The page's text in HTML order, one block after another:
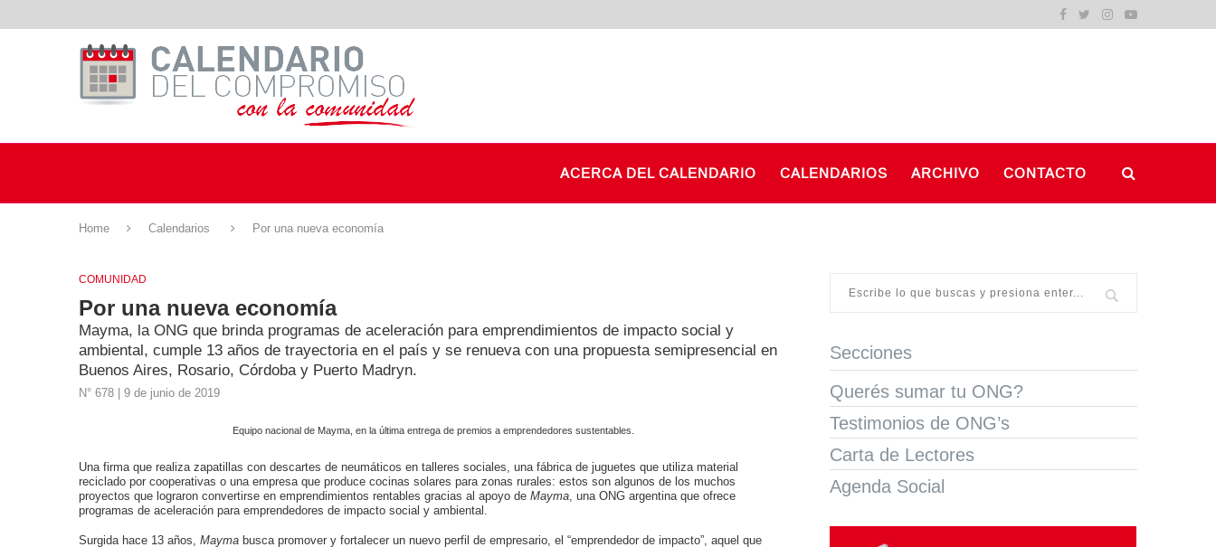
ACERCA DEL CALENDARIO CALENDARIOS ARCHIVO CONTACTO
Home Calendarios Por una nueva economía
COMUNIDAD
Por una nueva economía
Mayma, la ONG que brinda programas de aceleración para emprendimientos de impacto social y
ambiental, cumple 13 años de trayectoria en el país y se renueva con una propuesta semipresencial en
Buenos Aires, Rosario, Córdoba y Puerto Madryn.
N° 678 | 9 de junio de 2019
Equipo nacional de Mayma, en la última entrega de premios a emprendedores sustentables.
Una firma que realiza zapatillas con descartes de neumáticos en talleres sociales, una fábrica de juguetes que utiliza material
reciclado por cooperativas o una empresa que produce cocinas solares para zonas rurales: estos son algunos de los muchos
proyectos que lograron convertirse en emprendimientos rentables gracias al apoyo de Mayma, una ONG argentina que ofrece
programas de aceleración para emprendedores de impacto social y ambiental.
Surgida hace 13 años, Mayma busca promover y fortalecer un nuevo perfil de empresario, el “emprendedor de impacto”, aquel que
Secciones
Querés sumar tu ONG?
Testimonios de ONG’s
Carta de Lectores
Agenda Social